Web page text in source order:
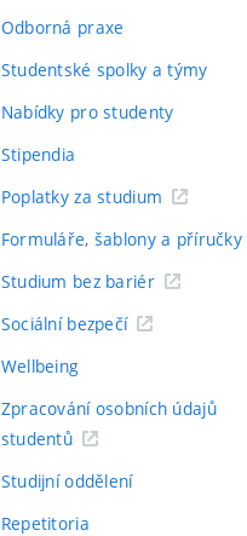
Odborná praxe
Studentské spolky a týmy
Nabídky pro studenty
Stipendia
Poplatky za studium
Formuláře, šablony a příručky
Studium bez bariér
Sociální bezpečí
Wellbeing
Zpracování osobních údajů
studentů
Studijní oddělení
Repetitoria